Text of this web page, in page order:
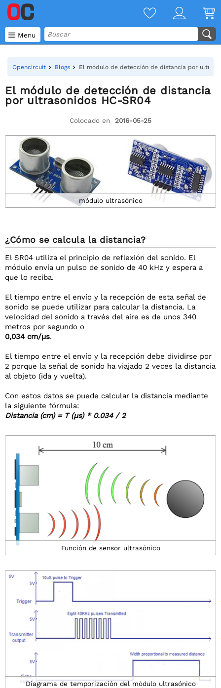
 Menu
Opencircuit Blogs El módulo de detección de distancia por
El módulo de detección de distancia
por ultrasonidos HC-SR04
Colocado en 2016-05-25
módulo ultrasónico
¿Cómo se calcula la distancia?
El SR04 utiliza el principio de reflexión del sonido. El
módulo envía un pulso de sonido de 40 kHz y espera a
que lo reciba.
El tiempo entre el envío y la recepción de esta señal de
sonido se puede utilizar para calcular la distancia. La
velocidad del sonido a través del aire es de unos 340
metros por segundo o
0,034 cm/µs.
El tiempo entre el envío y la recepción debe dividirse por
2 porque la señal de sonido ha viajado 2 veces la distancia
al objeto (ida y vuelta).
Con estos datos se puede calcular la distancia mediante
la siguiente fórmula:
Distancia (cm) = T (µs) * 0.034 / 2
Función de sensor ultrasónico
Diagrama de temporización del módulo ultrasónico